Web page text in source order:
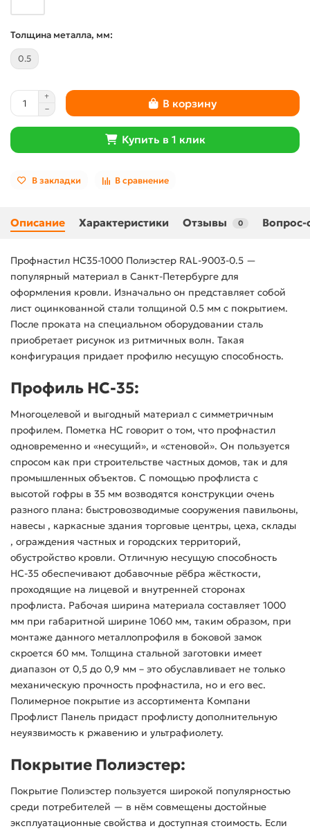
Толщина металла, мм:
0.5
В корзину
Купить в 1 клик
В закладки В сравнение
Описание Характеристики Отзывы 0 Вопрос-
Профнастил НС35-1000 Полиэстер RAL-9003-0.5 —
популярный материал в Санкт-Петербурге для
оформления кровли. Изначально он представляет собой
лист оцинкованной стали толщиной 0.5 мм с покрытием.
После проката на специальном оборудовании сталь
приобретает рисунок из ритмичных волн. Такая
конфигурация придает профилю несущую способность.
Профиль НС-35:
Многоцелевой и выгодный материал с симметричным
профилем. Пометка НС говорит о том, что профнастил
одновременно и «несущий», и «стеновой». Он пользуется
спросом как при строительстве частных домов, так и для
промышленных объектов. С помощью профлиста с
высотой гофры в 35 мм возводятся конструкции очень
разного плана: быстровозводимые сооружения павильоны,
навесы , каркасные здания торговые центры, цеха, склады
, ограждения частных и городских территорий,
обустройство кровли. Отличную несущую способность
НС-35 обеспечивают добавочные рёбра жёсткости,
проходящие на лицевой и внутренней сторонах
профлиста. Рабочая ширина материала составляет 1000
мм при габаритной ширине 1060 мм, таким образом, при
монтаже данного металлопрофиля в боковой замок
скроется 60 мм. Толщина стальной заготовки имеет
диапазон от 0,5 до 0,9 мм – это обуславливает не только
механическую прочность профнастила, но и его вес.
Полимерное покрытие из ассортимента Компани
Профлист Панель придаст профлисту дополнительную
неуязвимость к ржавению и ультрафиолету.
Покрытие Полиэстер:
Покрытие Полиэстер пользуется широкой популярностью
среди потребителей — в нём совмещены достойные
эксплуатационные свойства и доступная стоимость. Если